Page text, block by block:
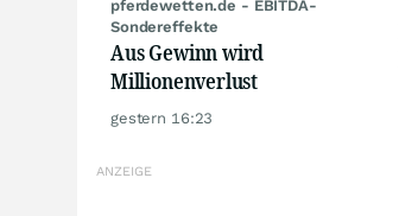
pferdewetten.de - EBITDA-
Sondereffekte
Aus Gewinn wird
Millionenverlust
gestern 16:23